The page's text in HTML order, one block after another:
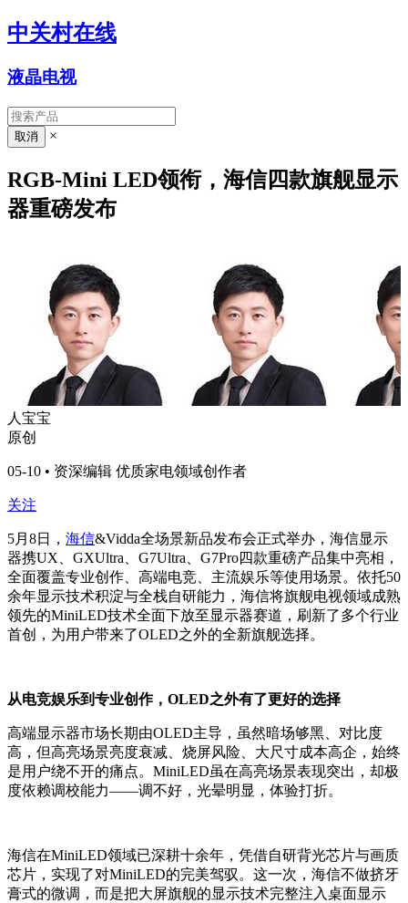
中关村在线
液晶电视
×
RGB-Mini LED领衔，海信四款旗舰显示
器重磅发布
人宝宝
原创
05-10 • 资深编辑 优质家电领域创作者
关注
5月8日， 海信&Vidda全场景新品发布会正式举办，海信显示
器携UX、GXUltra、G7Ultra、G7Pro四款重磅产品集中亮相，
全面覆盖专业创作、高端电竞、主流娱乐等使用场景。依托50
余年显示技术积淀与全栈自研能力，海信将旗舰电视领域成熟
领先的MiniLED技术全面下放至显示器赛道，刷新了多个行业
首创，为用户带来了OLED之外的全新旗舰选择。
从电竞娱乐到专业创作，OLED之外有了更好的选择
高端显示器市场长期由OLED主导，虽然暗场够黑、对比度
高，但高亮场景亮度衰减、烧屏风险、大尺寸成本高企，始终
是用户绕不开的痛点。MiniLED虽在高亮场景表现突出，却极
度依赖调校能力——调不好，光晕明显，体验打折。
海信在MiniLED领域已深耕十余年，凭借自研背光芯片与画质
芯片，实现了对MiniLED的完美驾驭。这一次，海信不做挤牙
膏式的微调，而是把大屏旗舰的显示技术完整注入桌面显示